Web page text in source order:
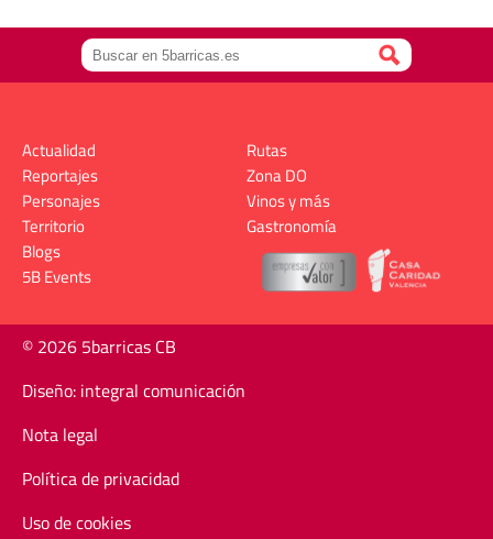
Actualidad
Reportajes
Personajes
Territorio
Rutas
Zona DO
Vinos y más
Gastronomía
Blogs
5B Events
© 2026 5barricas CB
Diseño: integral comunicación
Nota legal
Política de privacidad
Uso de cookies